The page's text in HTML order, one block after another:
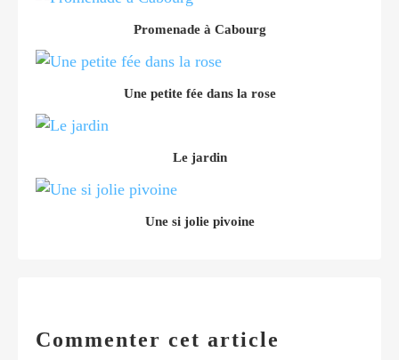
Promenade à Cabourg
Une petite fée dans la rose
Le jardin
Une si jolie pivoine
Commenter cet article